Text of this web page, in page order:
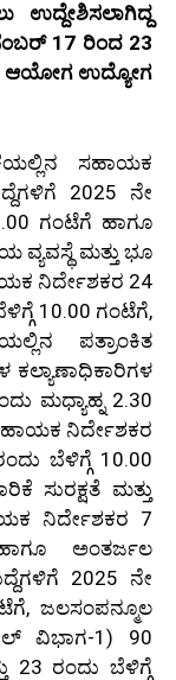
17 ರಿಂದ 23
ಆಯೋಗ ಉದ್ಯೋಗ
ಸಹಾಯಕ
2025 ನೇ
ಗಂಟೆಗೆ ಹಾಗೂ
ವ್ಯವಸ್ಥೆ ಮತ್ತು ಭೂ
ನಿರ್ದೇಶಕರ 24
10.00 ಗಂಟೆಗೆ,
ಪತ್ರಾಂಕಿತ
ಕಲ್ಯಾಣಾಧಿಕಾರಿಗಳ
ಮಧ್ಯಾಹ್ನ 2.30
ನಿರ್ದೇಶಕರ
ಬೆಳಿಗ್ಗೆ 10.00
ಸುರಕ್ಷತೆ ಮತ್ತು
ನಿರ್ದೇಶಕರ 7
ಅಂತರ್ಜಲ
2025 ನೇ
ಜಲಸಂಪನ್ಮೂಲ
ವಿಭಾಗ-1) 90
23 ರಂದು ಬೆಳಿಗ್ಗೆ